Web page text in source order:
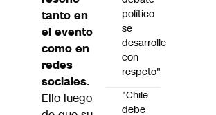
tanto en
el evento
como en
redes
sociales.
Ello luego
político
se
desarrolle
con
respeto"
"Chile
debe